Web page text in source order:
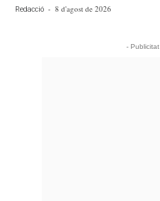
Redacció - 8 d'agost de 2026
-